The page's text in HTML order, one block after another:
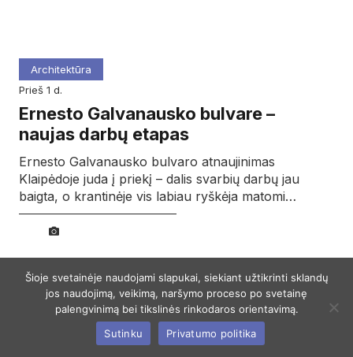
Architektūra
prieš 1 d.
Ernesto Galvanausko bulvare –
naujas darbų etapas
Ernesto Galvanausko bulvaro atnaujinimas
Klaipėdoje juda į priekį – dalis svarbių darbų jau
baigta, o krantinėje vis labiau ryškėja matomi…
Šioje svetainėje naudojami slapukai, siekiant užtikrinti sklandų
jos naudojimą, veikimą, naršymo proceso po svetainę
palengvinimą bei tikslinės rinkodaros orientavimą.
Sutinku
Privatumo politika